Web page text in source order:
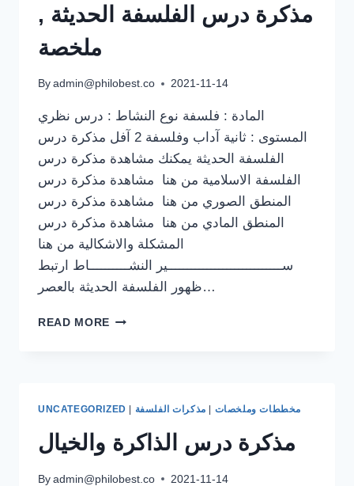
مذكرة درس الفلسفة الحديثة ,
ملخصة
By admin@philobest.co 2021-11-14
المادة : فلسفة نوع النشاط : درس نظري
المستوى : ثانية آداب وفلسفة 2 آفل مذكرة درس
الفلسفة الحديثة يمكنك مشاهدة مذكرة درس
الفلسفة الاسلامية من هنا مشاهدة مذكرة درس
المنطق الصوري من هنا مشاهدة مذكرة درس
المنطق المادي من هنا مشاهدة مذكرة درس
المشكلة والاشكالية من هنا
ســـــــــــــــــــــــــــــير النشــــــــــاط ارتبط
ظهور الفلسفة الحديثة بالعصر…
READ MORE مذكرة
UNCATEGORIZED مخططات وملخصات مذكرات الفلسفة
مذكرة درس الذاكرة والخيال
By admin@philobest.co 2021-11-14